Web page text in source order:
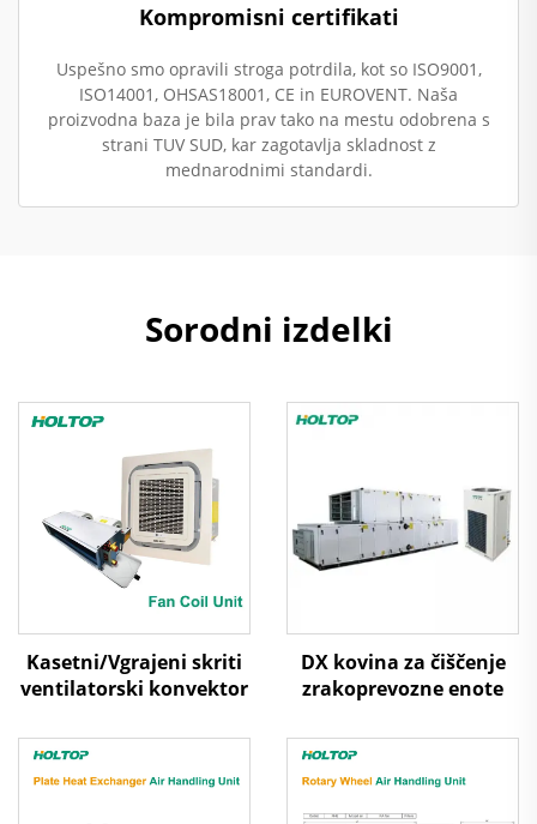
Kompromisni certifikati
Uspešno smo opravili stroga potrdila, kot so ISO9001,
ISO14001, OHSAS18001, CE in EUROVENT. Naša
proizvodna baza je bila prav tako na mestu odobrena s
strani TUV SUD, kar zagotavlja skladnost z
mednarodnimi standardi.
Sorodni izdelki
Kasetni/Vgrajeni skriti
ventilatorski konvektor
DX kovina za čiščenje
zrakoprevozne enote